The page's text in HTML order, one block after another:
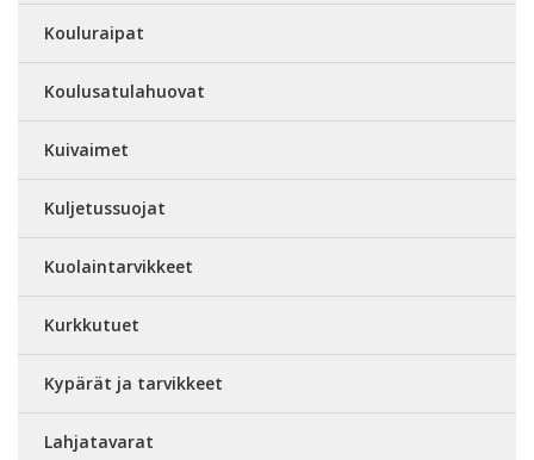
Kouluraipat
Koulusatulahuovat
Kuivaimet
Kuljetussuojat
Kuolaintarvikkeet
Kurkkutuet
Kypärät ja tarvikkeet
Lahjatavarat